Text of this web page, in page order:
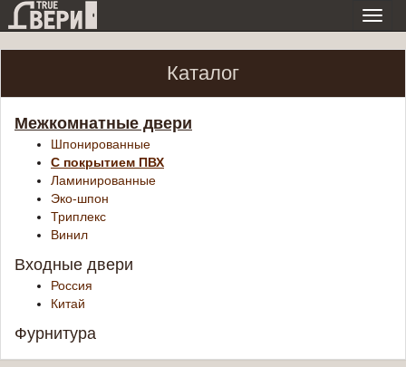
Каталог
Межкомнатные двери
Шпонированные
С покрытием ПВХ
Ламинированные
Эко-шпон
Триплекс
Винил
Входные двери
Россия
Китай
Фурнитура